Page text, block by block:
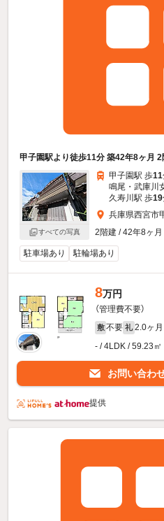
甲子園駅より徒歩11分 築42年8ヶ月
すべての写真
甲子園駅 歩11
鳴尾・武庫川
久寿川駅 歩19
兵庫県西宮市
2階建 / 42年8ヶ月
駐車場あり 駐輪場あり
8万円
（管理費不要）
敷 不要 礼 2.0ヶ月
- / 4LDK / 59.23㎡
お問い合わ
提供